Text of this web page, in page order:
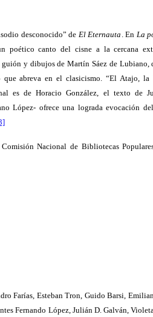
desconocido” de El Eternauta . En La
poético canto del cisne a la cercana
guión y dibujos de Martín Sáez de Lubiano,
que abreva en el clasicismo. “El Atajo,
es de Horacio González, el texto de
López- ofrece una lograda evocación
Nacional de Bibliotecas
Farías, Esteban Tron, Guido Barsi,
Fernando López, Julián D. Galván,